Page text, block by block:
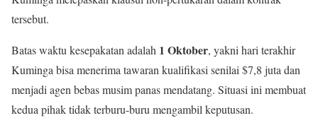
tersebut.
Batas waktu kesepakatan adalah 1 Oktober, yakni hari terakhir
Kuminga bisa menerima tawaran kualifikasi senilai $7,8 juta dan
menjadi agen bebas musim panas mendatang. Situasi ini membuat
kedua pihak tidak terburu-buru mengambil keputusan.